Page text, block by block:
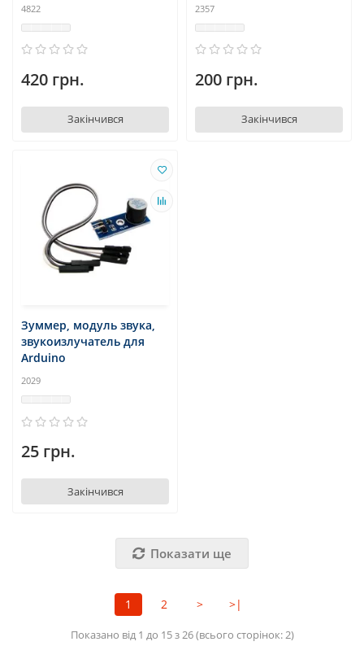
4822
420 грн.
Закінчився
2357
200 грн.
Закінчився
Зуммер, модуль звука,
звукоизлучатель для
Arduino
2029
25 грн.
Закінчився
Показати ще
1 2 > >|
Показано від 1 до 15 з 26 (всього сторінок: 2)